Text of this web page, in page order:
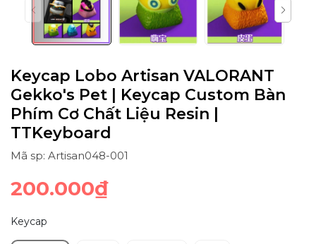
Keycap Lobo Artisan VALORANT
Gekko's Pet | Keycap Custom Bàn
Phím Cơ Chất Liệu Resin |
TTKeyboard
Mã sp: Artisan048-001
200.000₫
Keycap